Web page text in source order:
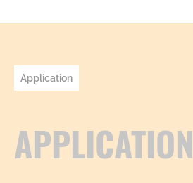
Application
APPLICATION